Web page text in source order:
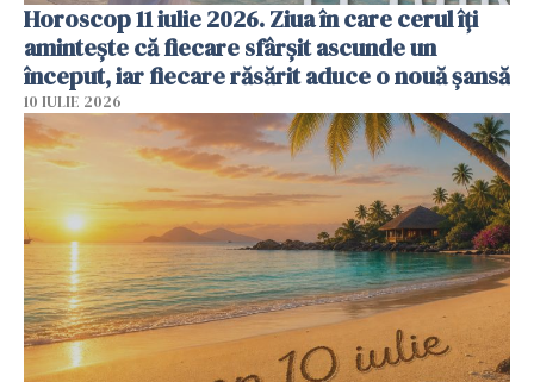
Horoscop 11 iulie 2026. Ziua în care cerul îți
amintește că fiecare sfârșit ascunde un
început, iar fiecare răsărit aduce o nouă șansă
10 IULIE 2026